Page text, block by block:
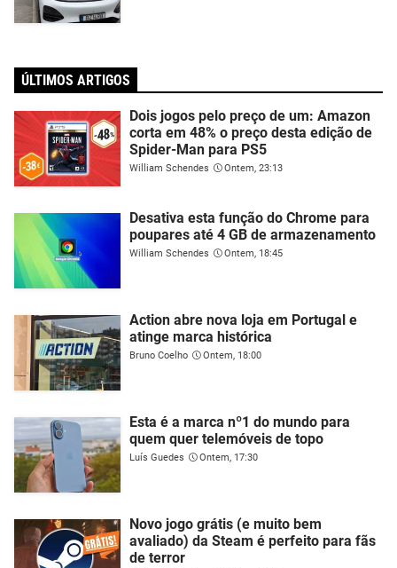
ÚLTIMOS ARTIGOS
Dois jogos pelo preço de um: Amazon
corta em 48% o preço desta edição de
Spider-Man para PS5
William Schendes Ontem, 23:13
Desativa esta função do Chrome para
poupares até 4 GB de armazenamento
William Schendes Ontem, 18:45
Action abre nova loja em Portugal e
atinge marca histórica
Bruno Coelho Ontem, 18:00
Esta é a marca nº1 do mundo para
quem quer telemóveis de topo
Luís Guedes Ontem, 17:30
Novo jogo grátis (e muito bem
avaliado) da Steam é perfeito para fãs
de terror